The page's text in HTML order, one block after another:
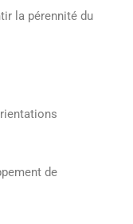
la pérennité du
de